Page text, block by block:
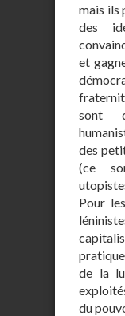
mais ils
des
et
sont
des
(ce
Pour
de la
du